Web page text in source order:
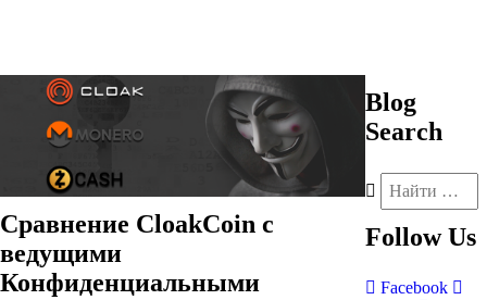
Сравнение CloakCoin с
ведущими
Конфиденциальными
Blog
Search
Follow Us
Facebook